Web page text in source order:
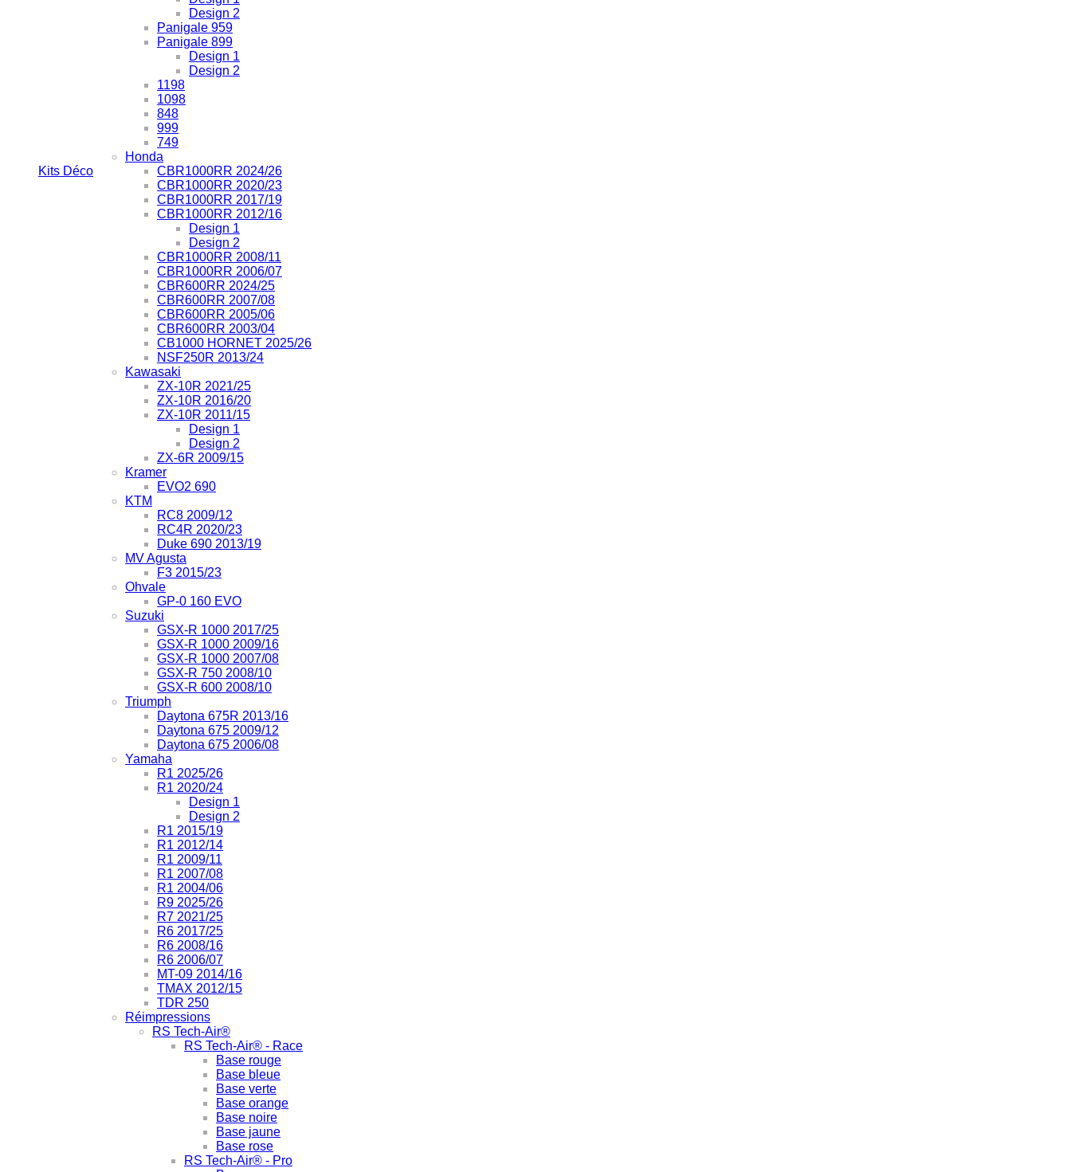
Kits Déco
Design 2
Panigale 959
Panigale 899
Design 1
Design 2
1198
1098
848
999
749
Honda
CBR1000RR 2024/26
CBR1000RR 2020/23
CBR1000RR 2017/19
CBR1000RR 2012/16
Design 1
Design 2
CBR1000RR 2008/11
CBR1000RR 2006/07
CBR600RR 2024/25
CBR600RR 2007/08
CBR600RR 2005/06
CBR600RR 2003/04
CB1000 HORNET 2025/26
NSF250R 2013/24
Kawasaki
ZX-10R 2021/25
ZX-10R 2016/20
ZX-10R 2011/15
Design 1
Design 2
ZX-6R 2009/15
Kramer
EVO2 690
KTM
RC8 2009/12
RC4R 2020/23
Duke 690 2013/19
MV Agusta
F3 2015/23
Ohvale
GP-0 160 EVO
Suzuki
GSX-R 1000 2017/25
GSX-R 1000 2009/16
GSX-R 1000 2007/08
GSX-R 750 2008/10
GSX-R 600 2008/10
Triumph
Daytona 675R 2013/16
Daytona 675 2009/12
Daytona 675 2006/08
Yamaha
R1 2025/26
R1 2020/24
Design 1
Design 2
R1 2015/19
R1 2012/14
R1 2009/11
R1 2007/08
R1 2004/06
R9 2025/26
R7 2021/25
R6 2017/25
R6 2008/16
R6 2006/07
MT-09 2014/16
TMAX 2012/15
TDR 250
Réimpressions
RS Tech-Air®
RS Tech-Air® - Race
Base rouge
Base bleue
Base verte
Base orange
Base noire
Base jaune
Base rose
RS Tech-Air® - Pro